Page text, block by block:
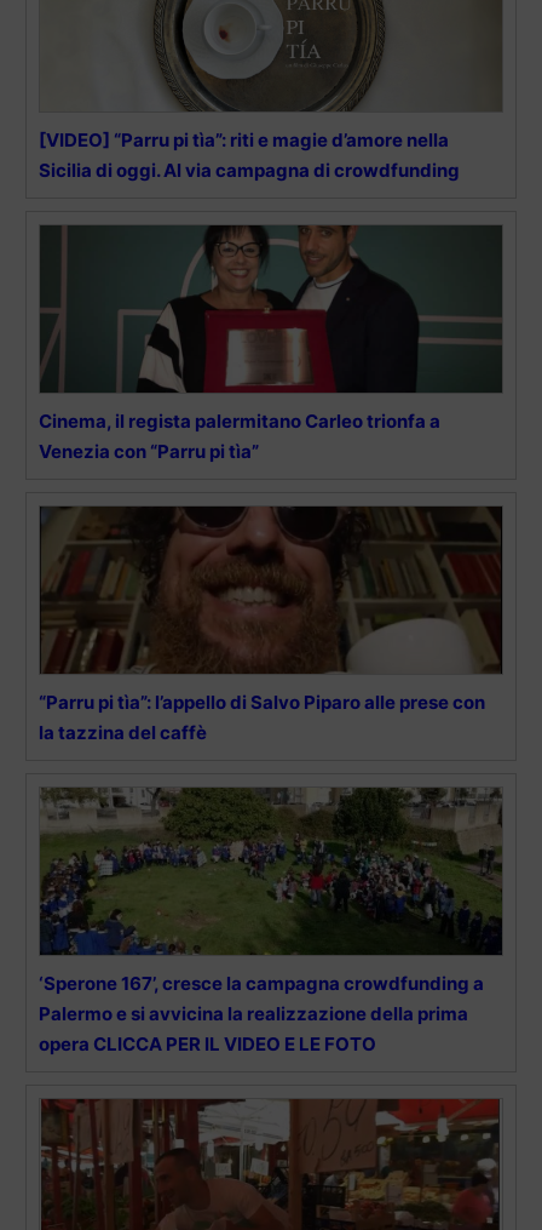
[VIDEO] “Parru pi tìa”: riti e magie d’amore nella
Sicilia di oggi. Al via campagna di crowdfunding
Cinema, il regista palermitano Carleo trionfa a
Venezia con “Parru pi tìa”
“Parru pi tìa”: l’appello di Salvo Piparo alle prese con
la tazzina del caffè
‘Sperone 167’, cresce la campagna crowdfunding a
Palermo e si avvicina la realizzazione della prima
opera CLICCA PER IL VIDEO E LE FOTO